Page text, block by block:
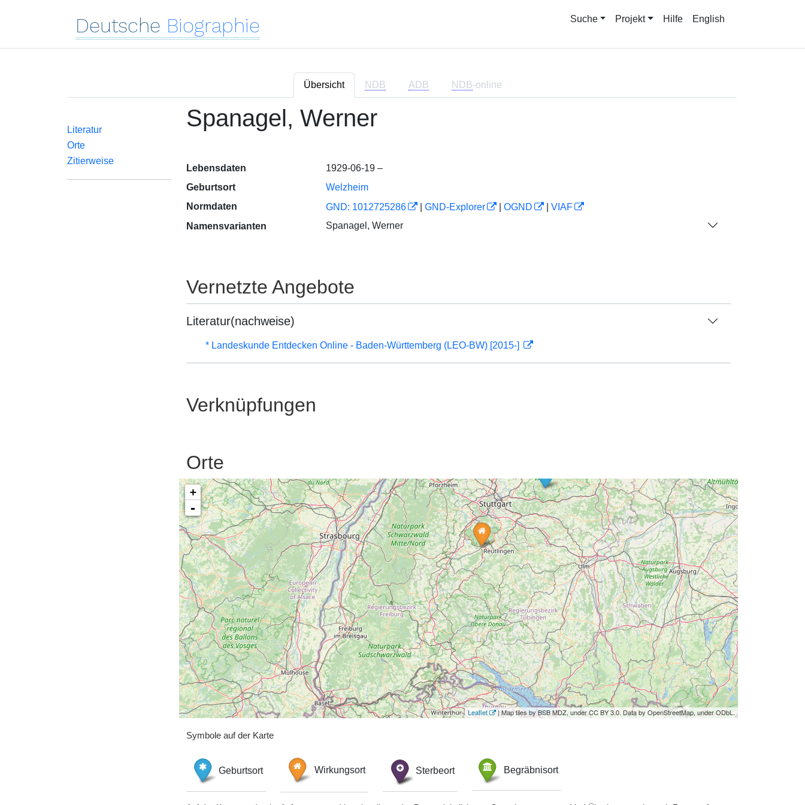
Deutsche Biographie Suche Projekt Hilfe English
Übersicht NDB ADB NDB-online
Literatur
Orte
Zitierweise
Spanagel, Werner
Lebensdaten
1929-06-19 –
Geburtsort
Welzheim
Normdaten
GND: 1012725286 GND-Explorer OGND
VIAF
Namensvarianten
Spanagel, Werner
Vernetzte Angebote
Literatur(nachweise)
* Landeskunde Entdecken Online - Baden-Württemberg (LEO-BW) [2015-]
Verknüpfungen
Orte
+
-
Leaflet | Map tiles by BSB MDZ, under CC BY 3.0. Data by OpenStreetMap, under ODbL.
Symbole auf der Karte
Geburtsort Wirkungsort Sterbeort Begräbnisort